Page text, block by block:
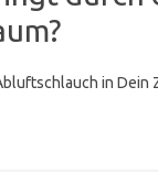
in Dein